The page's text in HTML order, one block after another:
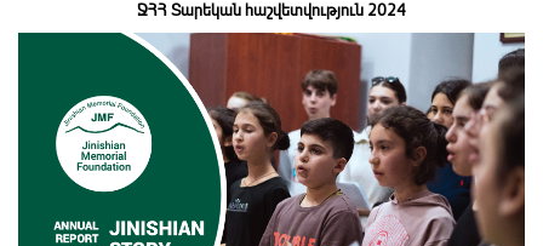
ՋՀՀ Տարեկան հաշվետվություն 2024